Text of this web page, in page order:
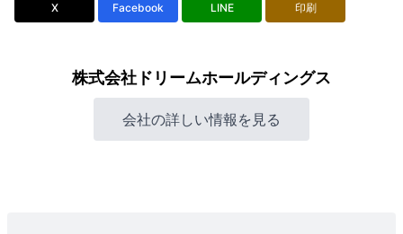
X Facebook LINE 印刷
株式会社ドリームホールディングス
会社の詳しい情報を見る